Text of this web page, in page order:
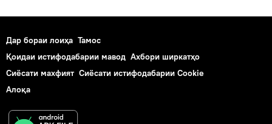
Дар бораи лоиҳа Тамос
Қоидаи истифодабарии мавод Ахбори ширкатҳо
Сиёсати махфият Сиёсати истифодабарии Cookie
Алоқа